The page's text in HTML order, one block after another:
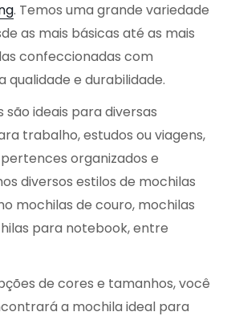
. Temos uma grande variedade
as mais básicas até as mais
confeccionadas com
qualidade e durabilidade.
são ideais para diversas
trabalho, estudos ou viagens,
organizados e
diversos estilos de mochilas
mochilas de couro, mochilas
para notebook, entre
de cores e tamanhos, você
a mochila ideal para